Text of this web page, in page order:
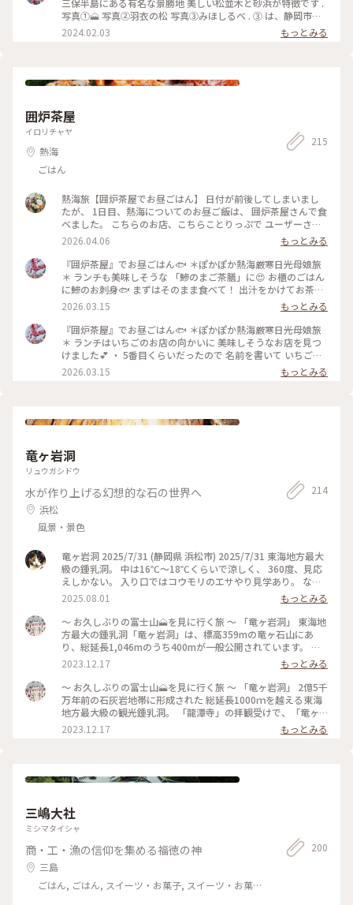
した⛩️✨ 幼い頃に父の仕事の都合で 静岡に住んでいた時に こ
の美保の松原に来た記憶があって、 あの頃と変わらない 波打
ち際から見る富士山が とても見事で、美しくて感動しました
三保半島にある有名な景勝地 美しい松並木と砂浜が特徴です .
写真①🗻 写真②羽衣の松 写真③みほしるべ . ③ は、静岡市三
保松原文化創造センター みほしるべには足湯もあり👀❗️（週末
限定） ショップには富士山グッズなどもあり 色々欲しくなっ
2024.02.03 もっとみる
囲炉茶屋
イロリチャヤ
熱海
ごはん
215
熱海旅【囲炉茶屋でお昼ごはん】 日付が前後してしまいまし
たが、 1日目、熱海についてのお昼ご飯は、 囲炉茶屋さんで食
べました。 こちらのお店、こちらことりっぷで ユーザーさん
の投稿をみて、 そしたら、主人もネットで他の方から おスス
メされたと！ そんな事あるんですね。 お店、運良くそんな待
たずに入れました。 老若男女たくさん賑わってました。 やは
り干物を食べなきゃ！って 私は金目鯛の干物&鯵のたたき食べ
ました。 美味しかったです。 主人は、3種の干物セット&あら
汁、 子供達は、大海老天丼、まぐろ丼思い思いのもの 食べま
した。 主人はあら汁おいしかったそうです。 #2026春旅行 #熱
海 #お昼こわはん #囲炉茶屋
2026.04.06
もっとみる
『囲炉茶屋』でお昼ごはん🐟 ＊ぽかぽか熱海厳寒日光母娘旅
＊ ランチも美味しそうな 「鯵のまご茶膳」に😍 お櫃のごはん
に鯵のお刺身🐟 まずはそのまま食べて！ 出汁をかけてお茶漬
け 最後は鯵の干物をのせて ３度美味しいまご茶膳😋 新鮮な鯵
だから とにかく美味しい💕 娘は鯵の「まご茶漬け」を ＊ まご
はどれですか？と聞くと まごまごせずに食べる漁師飯のこと
だそうです🐟🎣😆 大満足のお昼ごはんでした 窓から熱海の海
が見えたので 腹ごなしにビーチまでお散歩へ👟 ・ ・ #ちいさ
熱海 #途中下車 #囲炉茶屋 #鯵のまご茶膳 #鯵のまご茶漬け #鯵
2026.03.15
もっとみる
『囲炉茶屋』でお昼ごはん🐟 ＊ぽかぽか熱海厳寒日光母娘旅
＊ ランチはいちごのお店の向かいに 美味しそうなお店を見つ
けました💕 ・ 5番目くらいだったので 名前を書いて いちごだ
んご串を食べて 待っていると わりとすぐに呼ばれました。 海
鮮丼もありましたが やはり静岡に来たら鯵フライ🐟✨ 生鯵の
ふわジューシー✨ 初めて食べる美味しさ😍 新鮮だからできる
主役サザエの殻は添え物！ ごはんは鯵茶漬けです🐟✨ ・ ・ #
ちいさな列車旅 #ぽかぽか熱海厳寒日光母娘旅 #母娘旅 #こと
りっぷ熱海 #途中下車 #囲炉茶屋 #鯵フライ #アジフライ #生鯵
のレアフライ #鯵のまご茶膳 #鯵茶漬け #鯵 #アジ #ご当地グル
2026.03.15 もっとみる
竜ヶ岩洞
リュウガシドウ
水が作り上げる幻想的な石の世界へ
浜松
風景・景色
214
竜ヶ岩洞 2025/7/31 (静岡県 浜松市) 2025/7/31 東海地方最大
級の鍾乳洞。 中は16℃～18℃くらいで涼しく、 360度、見応
えしかない。 入り口ではコウモリのエサやり見学あり。 なか
なか見られないレアな光景。 #静岡県 #浜松市 #鍾乳洞 #洞窟 #
避暑地 #コウモリ
2025.08.01
もっとみる
～ お久しぶりの富士山🗻を見に行く旅 ～ 「竜ヶ岩洞」 東海地
方最大の鍾乳洞「竜ヶ岩洞」は、標高359mの竜ヶ石山にあ
り、総延長1,046mのうち400mが一般公開されています。 神
秘の地底世界で大自然の造形に感動して、癒やしのパワースポ
ットを体験しました。 #富士山を見に行く旅#竜ヶ岩洞#東海地
方最大の鍾乳洞#2億5000万年前の世界#私のことりっぷ旅#ベ
ストトリップ2023#冬の旅
2023.12.17
もっとみる
～ お久しぶりの富士山🗻を見に行く旅 ～ 「竜ヶ岩洞」 2億5千
万年前の石灰岩地帯に形成された 総延長1000ｍを越える東海
地方最大級の観光鍾乳洞。 「龍潭寺」の拝観受けで、「竜ヶ
岩洞」とのセット券が有ると聞き、主人が行ってみようと言う
ので、「龍潭寺」、「井伊谷宮」をお詣りした後、ワクワクし
車場に到着すると、車が数台停まっていたので、一安心。 外
感じるため、太古の地底世界探検を季節を問わず快適に楽しめ
るそうです。 竜ヶ岩洞入口の「ようきた洞」では、11月から
昼間に見るイルミネーション「電飾土蛍」が開催されていまし
た。12,000球の青色LEDの幻想的な異次元世界が広がって、と
2023.12.17 もっとみる
三嶋大社
ミシマタイシャ
商・工・漁の信仰を集める福徳の神
三島
ごはん, ごはん, スイーツ・お菓子, スイーツ・お菓子,
200